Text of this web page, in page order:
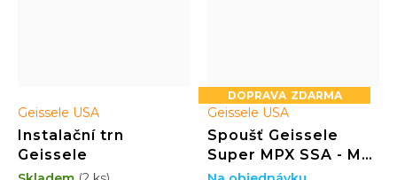
Geissele USA
Instalační trn
Geissele
ZDARMA
Geissele USA
Spoušť Geissele
Super MPX SSA - M4
Curved